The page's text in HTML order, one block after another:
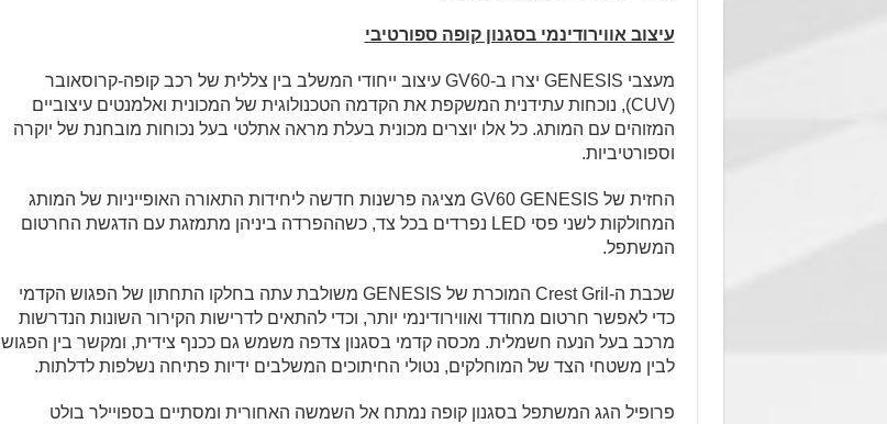
עיצוב אווירודינמי בסגנון קופה ספורטיבי
מעצבי GENESIS יצרו ב-GV60 עיצוב ייחודי המשלב בין צללית של רכב קופה-קרוסאובר
(CUV), נוכחות עתידנית המשקפת את הקדמה הטכנולוגית של המכונית ואלמנטים עיצוביים
המזוהים עם המותג. כל אלו יוצרים מכונית בעלת מראה אתלטי בעל נכוחות מובחנת של יוקרה
וספורטיביות.
החזית של GV60 GENESIS מציגה פרשנות חדשה ליחידות התאורה האופייניות של המותג
המחולקות לשני פסי LED נפרדים בכל צד, כשההפרדה ביניהן מתמזגת עם הדגשת החרטום
המשתפל.
שכבת ה-Crest Gril המוכרת של GENESIS משולבת עתה בחלקו התחתון של הפגוש הקדמי
כדי לאפשר חרטום מחודד ואווירודינמי יותר, וכדי להתאים לדרישות הקירור השונות הנדרשות
מרכב בעל הנעה חשמלית. מכסה קדמי בסגנון צדפה משמש גם ככנף צידית, ומקשר בין הפגוש
לבין משטחי הצד של המוחלקים, נטולי החיתוכים המשלבים ידיות פתיחה נשלפות לדלתות.
פרופיל הגג המשתפל בסגנון קופה נמתח אל השמשה האחורית ומסתיים בספויילר בולט